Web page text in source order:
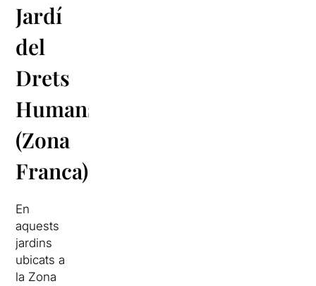
Jardí
del
Drets
Humans
(Zona
Franca)
En
aquests
jardins
ubicats a
la Zona